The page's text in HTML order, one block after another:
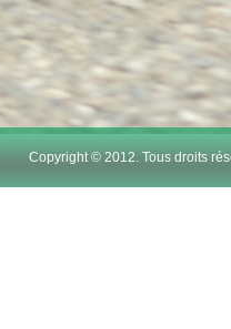
Copyright © 2012. Tous droits